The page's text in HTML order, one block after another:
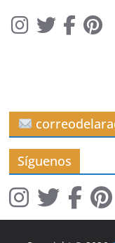
Síguenos